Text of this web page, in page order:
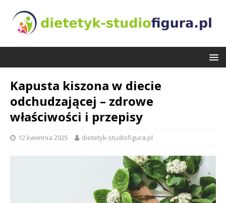
Kapusta kiszona w diecie
odchudzającej – zdrowe
właściwości i przepisy
12 kwietnia 2025 dietetyk-studiofigura.pl